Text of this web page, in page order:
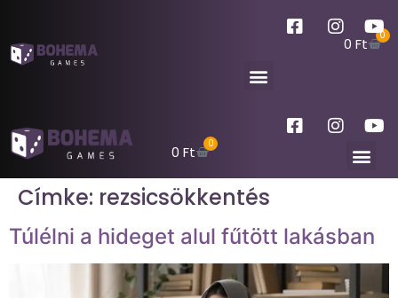
0 Ft 0
0Ft 0
Címke: rezsicsökkentés
Túlélni a hideget alul fűtött lakásban